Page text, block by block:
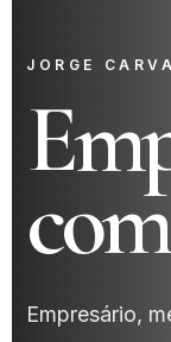
JORGE
Empresário,